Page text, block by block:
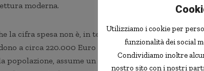
moderna.
la cifra spesa non è, in termini assoluti,
a circa 220.000 Euro — ma confrontata con il
popolazione, assume un diverso significato,
Utilizziamo i cookie per
funzionalità dei social
Condividiamo inoltre
nostro sito con i nostri